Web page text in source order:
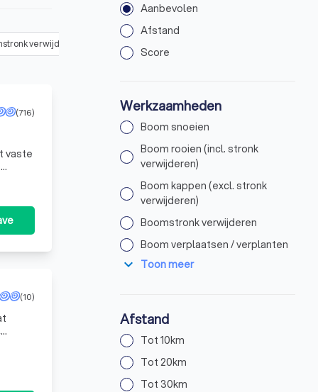
verwijderen Boom verplaatsen / verplanten
(716)
vaste
(10)
Aanbevolen
Afstand
Score
Werkzaamheden
Boom snoeien
Boom rooien (incl. stronk
verwijderen)
Boom kappen (excl. stronk
verwijderen)
Boomstronk verwijderen
Boom verplaatsen / verplanten
expand_more Toon meer
Afstand
Tot 10km
Tot 20km
Tot 30km